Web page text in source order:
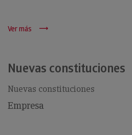
Ver más
Nuevas constituciones
Nuevas constituciones
Empresa